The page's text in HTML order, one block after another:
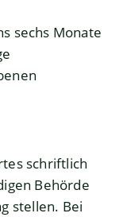
sechs Monate
schriftlich
Behörde
stellen. Bei